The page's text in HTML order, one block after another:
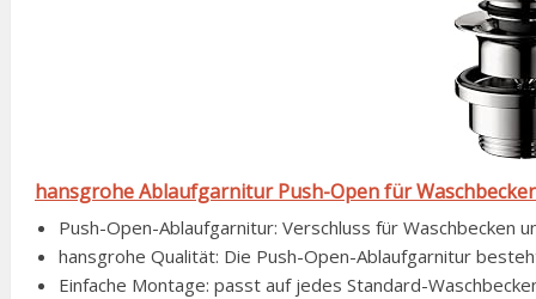
hansgrohe Ablaufgarnitur Push-Open für
Push-Open-Ablaufgarnitur: Verschluss für Waschbecken
hansgrohe Qualität: Die Push-Open-Ablaufgarnitur
Einfache Montage: passt auf jedes Standard-